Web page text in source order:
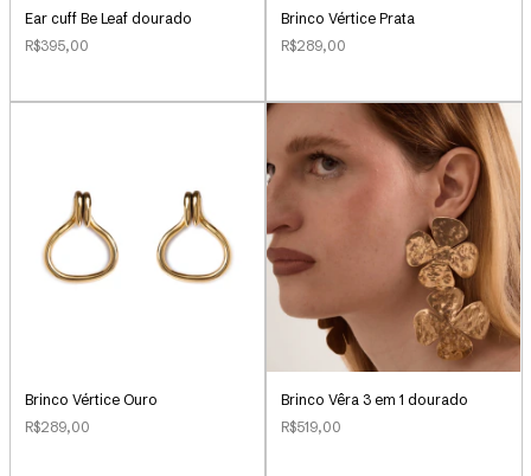
Ear cuff Be Leaf dourado
R$395,00
Brinco Vértice Prata
R$289,00
Brinco Vértice Ouro
R$289,00
Brinco Vêra 3 em 1 dourado
R$519,00